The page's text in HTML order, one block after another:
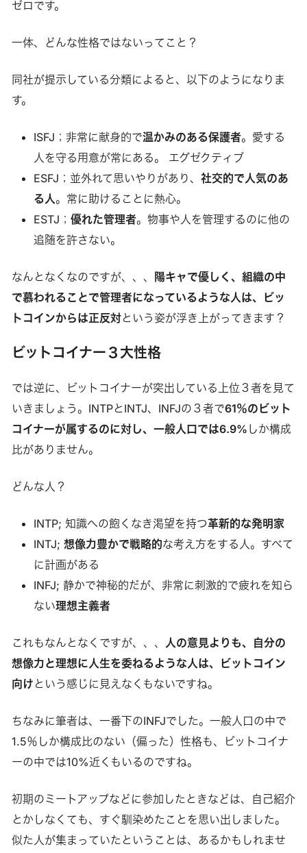
ゼロです。
一体、どんな性格ではないってこと？
同社が提示している分類によると、以下のようになりま
す。
ISFJ；非常に献身的で温かみのある保護者。愛する
人を守る用意が常にある。 エグゼクティブ
ESFJ；並外れて思いやりがあり、 社交的で人気のあ
る人。常に助けることに熱心。
ESTJ； 優れた管理者。物事や人を管理するのに他の
追随を許さない。
なんとなくなのですが、、、
陽キャで優しく、組織の中
で慕われることで管理者になっているような人は、ビッ
トコインからは正反対という姿が浮き上がってきます？
ビットコイナー３大性格
では逆に、ビットコイナーが突出している上位３者を見て
いきましょう。INTPとINTJ、INFJの３者で61％のビット
コイナーが属するのに対し、一般人口では6.9% しか構成
比がありません。
どんな人？
INTP; 知識への飽くなき渇望を持つ革新的な発明家
INTJ; 想像力豊かで戦略的な考え方をする人。すべて
に計画がある
INFJ; 静かで神秘的だが、非常に刺激的で疲れを知ら
ない理想主義者
これもなんとなくですが、、、 人の意見よりも、自分の
想像力と理想に人生を委ねるような人は、ビットコイン
向け という感じに見えなくもないですね。
ちなみに筆者は、一番下のINFJでした。一般人口の中で
1.5％しか構成比のない（偏った）性格も、ビットコイナ
ーの中では10%近くもいるのですね。
初期のミートアップなどに参加したときなどは、自己紹介
とかしなくても、すぐ馴染めたことを思い出しました。
似た人が集まっていたということは、あるかもしれませ